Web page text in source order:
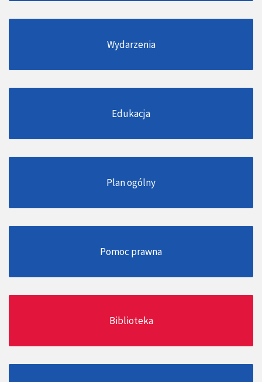
Wydarzenia
Edukacja
Plan ogólny
Pomoc prawna
Biblioteka